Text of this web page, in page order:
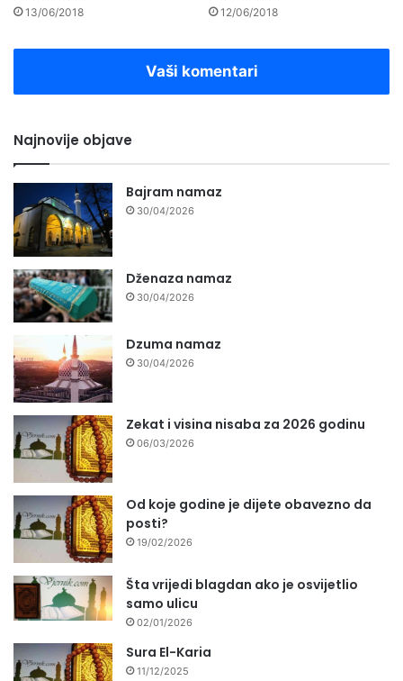
13/06/2018 12/06/2018
Vaši komentari
Najnovije objave
Bajram namaz
30/04/2026
Dženaza namaz
30/04/2026
Dzuma namaz
30/04/2026
Zekat i visina nisaba za 2026 godinu
06/03/2026
Od koje godine je dijete obavezno da
posti?
19/02/2026
Šta vrijedi blagdan ako je osvijetlio
samo ulicu
02/01/2026
Sura El-Karia
11/12/2025